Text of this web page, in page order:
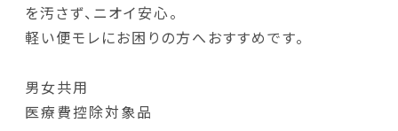
を汚さず、ニオイ安心。
軽い便モレにお困りの方へおすすめです。
男女共用
医療費控除対象品